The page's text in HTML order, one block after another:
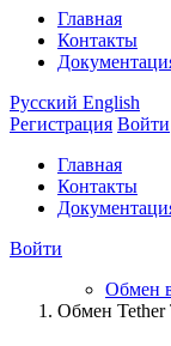
Главная
Контакты
Русский English
Регистрация Войти
Главная
Контакты
Войти
Обмен
Обмен